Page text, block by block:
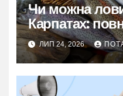
Чи можна
Карпатах:
ЛИП 24, 2026